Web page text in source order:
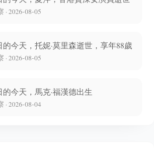
· 2026-08-05
的今天，托妮·莫里森逝世，享年88歲
· 2026-08-05
的今天，馬克·福漢德出生
· 2026-08-04